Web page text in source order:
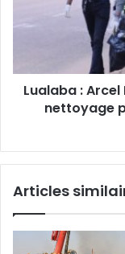
nettoyage
pour
débarrasser
plastiques
Lualaba :
nettoyage
Articles